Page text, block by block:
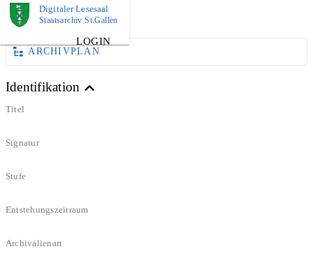
Digitaler Lesesaal
Staatsarchiv St.Gallen
LOGIN
DOKUMENT
ARCHIVPLAN
Identifikation
Titel
Signatur
Stufe
Entstehungszeitraum
Archivalienart